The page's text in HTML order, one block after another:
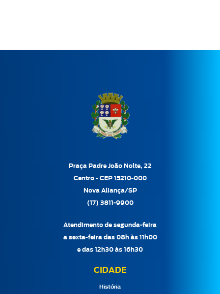
Praça Padre João Nolte, 22
Centro - CEP 15210-000
Nova Aliança/SP
(17) 3811-9900
Atendimento de segunda-feira
a sexta-feira das 08h às 11h00
e das 12h30 às 16h30
CIDADE
História